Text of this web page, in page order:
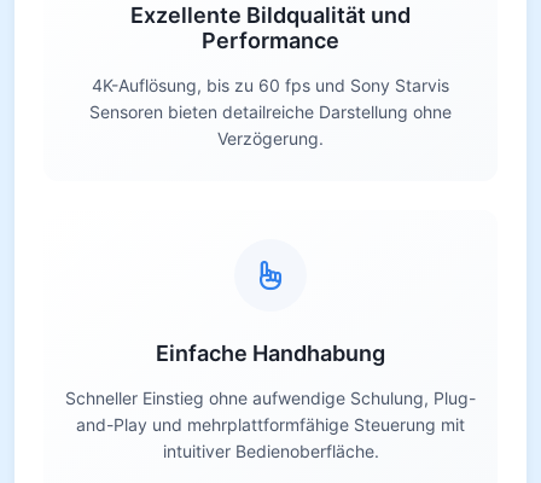
Exzellente Bildqualität und
Performance
4K-Auflösung, bis zu 60 fps und Sony Starvis
Sensoren bieten detailreiche Darstellung ohne
Verzögerung.
Einfache Handhabung
Schneller Einstieg ohne aufwendige Schulung, Plug-
and-Play und mehrplattformfähige Steuerung mit
intuitiver Bedienoberfläche.